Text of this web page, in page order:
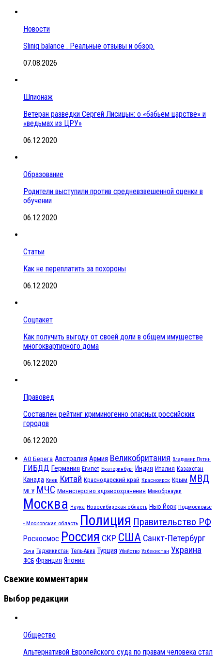
Новости
Sliniq balance . Реальные отзывы и обзор.
07.08.2026
Шпионаж
Ветеран разведки Сергей Лисицын: о «бабьем царстве» и
«ведьмах из ЦРУ»
06.12.2020
Образование
Родители выступили против средневзвешенной оценки в
обучении
06.12.2020
Статьи
Как не переплатить за похороны
06.12.2020
Соцпакет
Как получить выгоду от своей доли в общем имуществе
многоквартирного дома
06.12.2020
Правовед
Составлен рейтинг криминогенно опасных российских
городов
06.12.2020
АО Берега Австралия Армия Великобритания Владимир Путин
ГИБДД Германия Египет Екатеринбург Индия Италия Казахстан
Канада Киев Китай Краснодарский край Красноярск Крым МВД
МГУ МЧС Министерство здравоохранения Минобрнауки
Москва Наука Новосибирская область Нью-Йорк Подмосковье
- Московская область Полиция Правительство РФ
Роскосмос Россия СКР США Санкт-Петербург
Сочи Таджикистан Тель-Авив Турция Убийство Узбекистан Украина
ФСБ Франция Япония
Свежие комментарии
Выбор редакции
Общество
Альтернативой Европейского суда по правам человека стал